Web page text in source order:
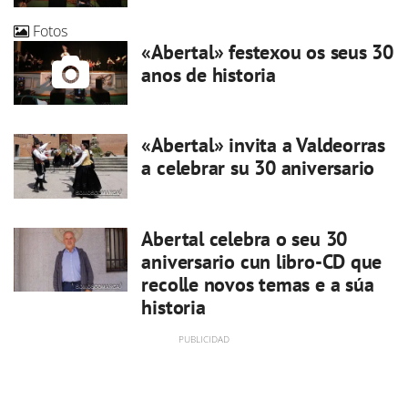
Fotos
«Abertal» festexou os seus 30
anos de historia
«Abertal» invita a Valdeorras
a celebrar su 30 aniversario
Abertal celebra o seu 30
aniversario cun libro-CD que
recolle novos temas e a súa
historia